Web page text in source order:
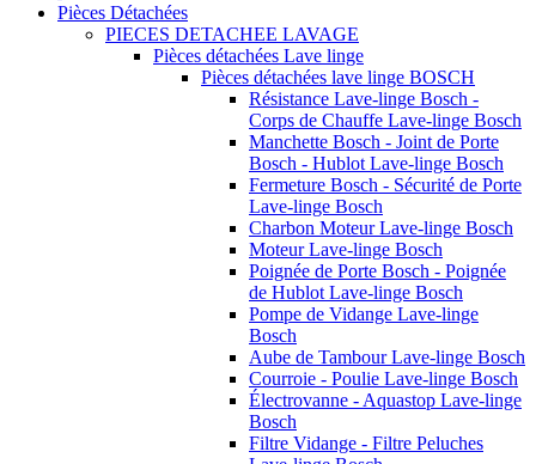
Pièces Détachées
PIECES DETACHEE LAVAGE
Pièces détachées Lave linge
Pièces détachées lave linge BOSCH
Résistance Lave-linge Bosch -
Corps de Chauffe Lave-linge Bosch
Manchette Bosch - Joint de Porte
Bosch - Hublot Lave-linge Bosch
Fermeture Bosch - Sécurité de Porte
Lave-linge Bosch
Charbon Moteur Lave-linge Bosch
Moteur Lave-linge Bosch
Poignée de Porte Bosch - Poignée
de Hublot Lave-linge Bosch
Pompe de Vidange Lave-linge
Bosch
Aube de Tambour Lave-linge Bosch
Courroie - Poulie Lave-linge Bosch
Électrovanne - Aquastop Lave-linge
Bosch
Filtre Vidange - Filtre Peluches